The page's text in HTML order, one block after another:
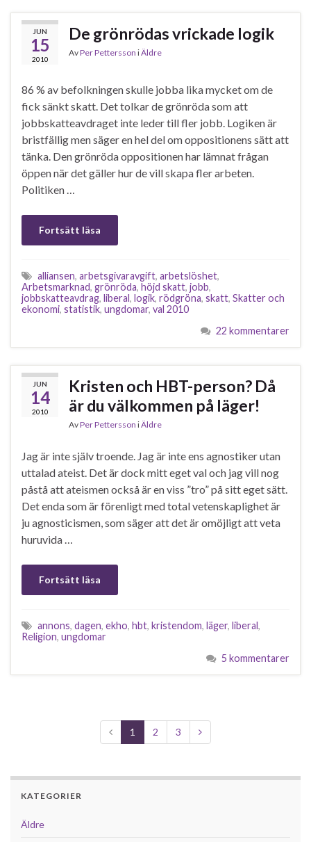
JUN
15
2010
De grönrödas vrickade logik
AvPer Pettersson iÄldre
86 % av befolkningen skulle jobba lika mycket om de
fick sänkt skatt. Det tolkar de grönröda som att
jobbskatteavdraget inte leder till fler jobb. Logiken är
bristfällig men säger en hel del om oppositionens sätt att
tänka. Den grönröda oppositionen har lämnat frågan
öppen när det gäller hur de vill skapa fler arbeten.
Politiken …
Fortsätt läsa
alliansen, arbetsgivaravgift, arbetslöshet,
Arbetsmarknad, grönröda, höjd skatt, jobb,
jobbskatteavdrag, liberal, logik, rödgröna, skatt, Skatter och
ekonomi, statistik, ungdomar, val 2010
22 kommentarer
JUN
14
2010
Kristen och HBT-person? Då
är du välkommen på läger!
AvPer Pettersson iÄldre
Jag är inte själv troende. Jag är inte ens agnostiker utan
uttalad ateist. Det är dock mitt eget val och jag vill nog
påstå att ateismen också är en viss ”tro” på sitt eget sätt.
Det enda som är förenligt med total vetenskaplighet är
ju agnosticismen, som säger att det är omöjligt att veta
huruvida …
Fortsätt läsa
annons, dagen, ekho, hbt, kristendom, läger, liberal,
Religion, ungdomar
5 kommentarer
1 2 3
KATEGORIER
Äldre